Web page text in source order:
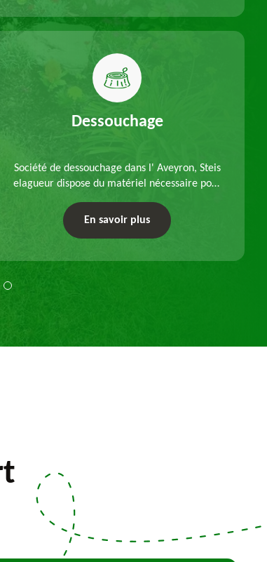
Dessouchage
Société de dessouchage dans l' Aveyron, Steis
elagueur dispose du matériel nécessaire pour
un dessouchage manuel ou mécanique.
Travail selon les règles de l'art.
En savoir plus